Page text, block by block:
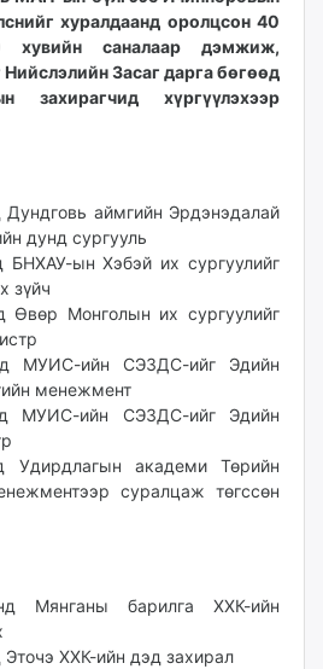
хуралдаанд оролцсон 40
хувийн саналаар дэмжиж,
Засаг дарга бөгөөд
захирагчид хүргүүлэхээр
аймгийн Эрдэнэдалай
дунд сургууль
БНХАУ-ын Хэбэй их сургуулийг
зүйч
Өвөр Монголын их сургуулийг
МУИС-ийн СЭЗДС-ийг Эдийн
менежмент
МУИС-ийн СЭЗДС-ийг Эдийн
Удирдлагын академи Төрийн
суралцаж төгссөн
Мянганы барилга ХХК-ийн
ХХК-ийн дэд захирал